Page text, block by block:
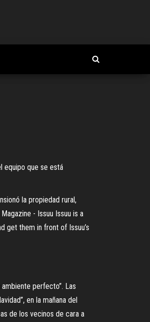
equipo que se está
la propiedad rural,
- Issuu Issuu is a
get them in front of Issuu’s
perfecto”. Las
en la mañana del
de los vecinos de cara a